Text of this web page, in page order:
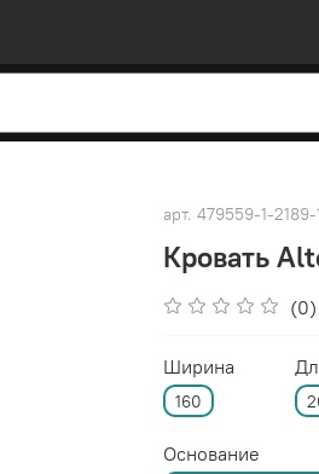
арт. 479559-1-2189-
Кровать
(0)
Ширина
160
Основание